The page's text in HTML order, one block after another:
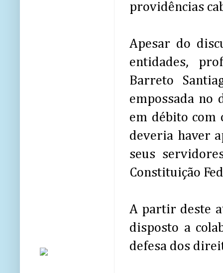
providências
Apesar do
entidades,
Barreto
empossada no
em débito com
deveria haver
seus
Constituição
A partir deste
disposto a
defesa dos